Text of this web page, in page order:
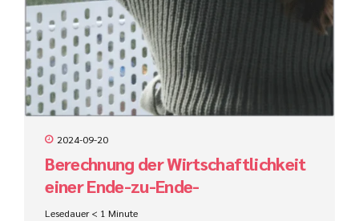
2024-09-20
Berechnung der Wirtschaftlichkeit
einer Ende-zu-Ende-
Prozessautomatisierung
Lesedauer < 1 Minute